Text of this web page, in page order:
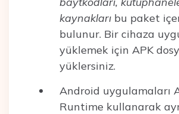
kaynakları bu paket
bulunur. Bir cihaza
yüklemek için APK
yüklersiniz.
Android uygulamaları
Runtime kullanarak